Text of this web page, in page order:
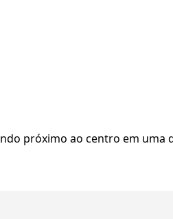
próximo ao centro em uma